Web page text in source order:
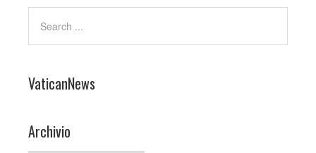
VaticanNews
Archivio